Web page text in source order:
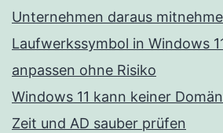
Unternehmen daraus
Laufwerkssymbol in Windows
anpassen ohne Risiko
Windows 11 kann keiner
Zeit und AD sauber prüfen